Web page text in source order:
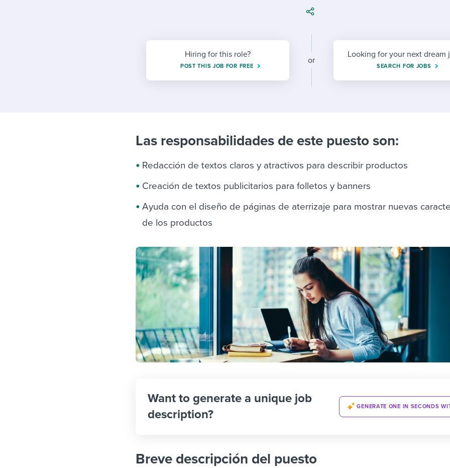
Attend webinars & events Workable customer stories
Hiring for this role?
POST THIS JOB FOR FREE
or
Looking for your next dream
SEARCH FOR JOBS
Las responsabilidades de este puesto son:
Redacción de textos claros y atractivos para describir productos
Creación de textos publicitarios para folletos y banners
Ayuda con el diseño de páginas de aterrizaje para mostrar nuevas
de los productos
Want to generate a unique job
description?
GENERATE ONE IN SECONDS
Breve descripción del puesto